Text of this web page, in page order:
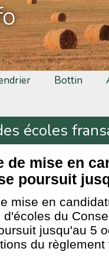
Bottin
écoles
de mise en
poursuit
mise en
d'écoles du
jusqu'au 5
du